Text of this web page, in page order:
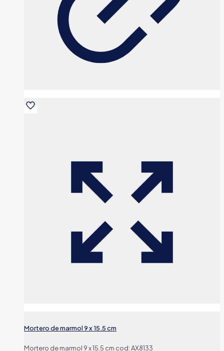
Mortero de marmol 9 x 15.5 cm
Mortero de marmol 9 x 15.5 cm cod: AX8133